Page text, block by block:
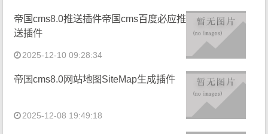
帝国cms8.0推送插件帝国cms百度必应推
送插件
2025-12-10 09:28:34
帝国cms8.0网站地图SiteMap生成插件
2025-12-08 19:49:18